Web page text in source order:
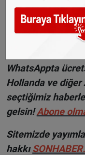
©Sonhaber.eu
aberlerimizi
WhatsAppta
Hollanda ve
seçtiğimiz
gelsin!Abone
Sitemizde
hakkı